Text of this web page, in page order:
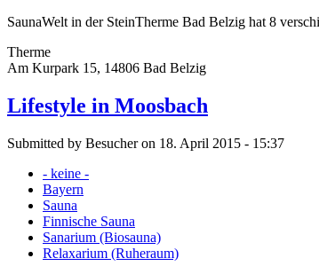
SaunaWelt in der SteinTherme Bad Belzig hat 8
Therme
Am Kurpark 15, 14806 Bad Belzig
Lifestyle in Moosbach
Submitted by Besucher on 18. April 2015 - 15:37
- keine -
Bayern
Sauna
Finnische Sauna
Sanarium (Biosauna)
Relaxarium (Ruheraum)